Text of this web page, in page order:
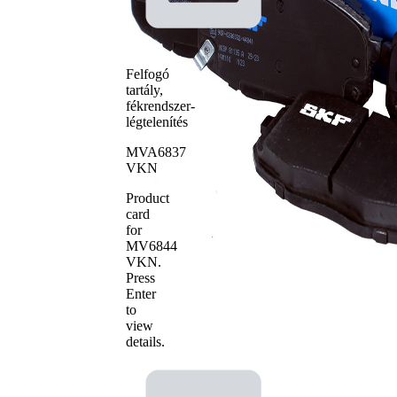
WVA-szám
betétek
4
Felfogó
tartály,
fékrendszer-
légtelenítés
MVA6837
VKN
Product
card
for
MV6844
VKN.
Press
Enter
to
view
details.